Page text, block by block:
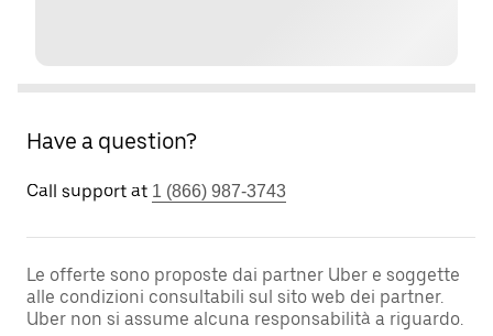
Have a question?
Call support at 1 (866) 987-3743
Le offerte sono proposte dai partner Uber e soggette
alle condizioni consultabili sul sito web dei partner.
Uber non si assume alcuna responsabilità a riguardo.